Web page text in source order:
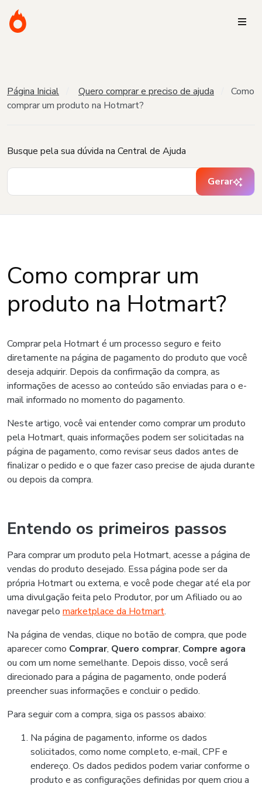
Página Inicial Quero comprar e preciso de ajuda
Como
comprar um produto na Hotmart?
Busque pela sua dúvida na Central de Ajuda
Gerar
Como comprar um
produto na Hotmart?
Comprar pela Hotmart é um processo seguro e feito
diretamente na página de pagamento do produto que você
deseja adquirir. Depois da confirmação da compra, as
informações de acesso ao conteúdo são enviadas para o e-
mail informado no momento do pagamento.
Neste artigo, você vai entender como comprar um produto
pela Hotmart, quais informações podem ser solicitadas na
página de pagamento, como revisar seus dados antes de
finalizar o pedido e o que fazer caso precise de ajuda durante
ou depois da compra.
Entendo os primeiros passos
Para comprar um produto pela Hotmart, acesse a página de
vendas do produto desejado. Essa página pode ser da
própria Hotmart ou externa, e você pode chegar até ela por
uma divulgação feita pelo Produtor, por um Afiliado ou ao
navegar pelo marketplace da Hotmart.
Na página de vendas, clique no botão de compra, que pode
aparecer como Comprar, Quero comprar, Compre agora
ou com um nome semelhante. Depois disso, você será
direcionado para a página de pagamento, onde poderá
preencher suas informações e concluir o pedido.
Para seguir com a compra, siga os passos abaixo:
Na página de pagamento, informe os dados
solicitados, como nome completo, e-mail, CPF e
endereço. Os dados pedidos podem variar conforme o
produto e as configurações definidas por quem criou a